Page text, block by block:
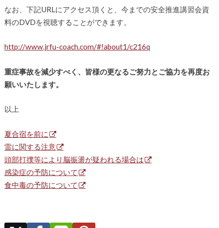
なお、下記URLにアクセス頂くと、今までの安全推進講習会資
料のDVDを視聴することができます。
http://www.jrfu-coach.com/#!about1/c216q
重症事故を減少すべく、皆様の更なるご努力とご協力を再度お
願いいたします。
以上
夏合宿を前に
雷に関する注意
頭部打撲等により脳振盪が疑われる場合は
感染症の予防について
食中毒の予防について